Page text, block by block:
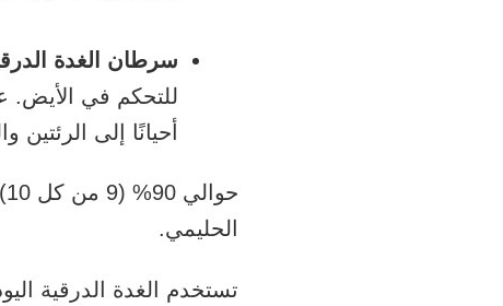
سرطان الغدة
للتحكم في الأيض.
أحيانًا إلى الرئتين
الحليمي.
تستخدم الغدة الدرقية